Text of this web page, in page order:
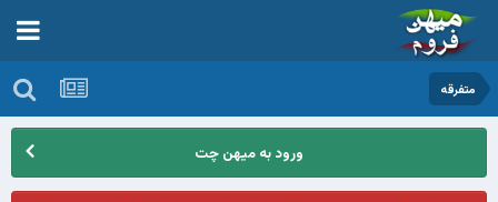
متفرقه
ورود به میهن چت